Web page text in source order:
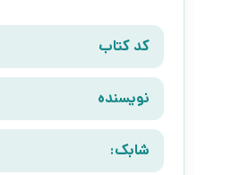
کد کتاب
نویسنده
شابک: